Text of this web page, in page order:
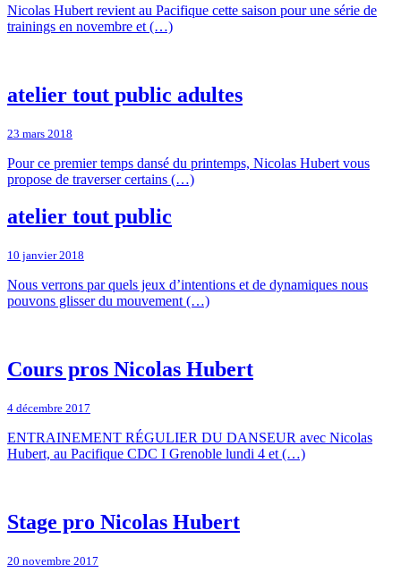
Nicolas Hubert revient au Pacifique cette saison pour une série de
trainings en novembre et (…)
atelier tout public adultes
23 mars 2018
Pour ce premier temps dansé du printemps, Nicolas Hubert vous
propose de traverser certains (…)
atelier tout public
10 janvier 2018
Nous verrons par quels jeux d’intentions et de dynamiques nous
pouvons glisser du mouvement (…)
Cours pros Nicolas Hubert
4 décembre 2017
ENTRAINEMENT RÉGULIER DU DANSEUR avec Nicolas
Hubert, au Pacifique CDC I Grenoble lundi 4 et (…)
Stage pro Nicolas Hubert
20 novembre 2017